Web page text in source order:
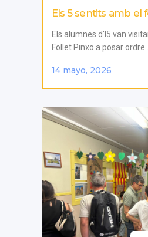
Els 5 sentits amb el
Els alumnes d'I5 van
Follet Pinxo a posar ordre...
14 mayo, 2026